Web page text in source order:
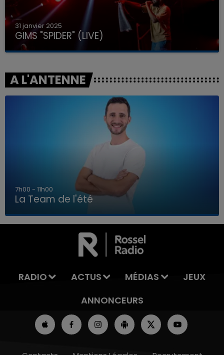
LA TEAM DE L'ÉTÉ
31 janvier 2025
GIMS "SPIDER" (LIVE)
A L'ANTENNE
7h00 - 11h00
La Team de l'été
RADIO ACTUS MÉDIAS
JEUX
ANNONCEURS